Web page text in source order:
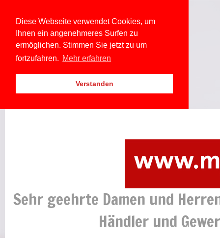
Diese Webseite verwendet Cookies, um
Ihnen ein angenehmeres Surfen zu
ermöglichen. Stimmen Sie jetzt zu um
fortzufahren. Mehr erfahren
Verstanden
Sehr geehrte Damen und
Händler und